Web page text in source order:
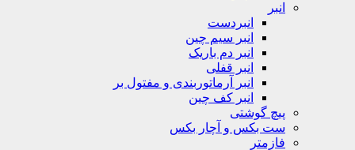
انبر
انبردست
انبر سیم چین
انبر دم باریک
انبر قفلی
انبر آرماتوربندی و مفتول بر
انبر کف چین
پیچ گوشتی
ست بکس و آچار بکس
فازمتر